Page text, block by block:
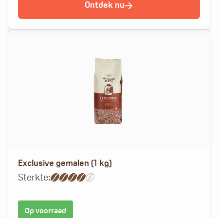
Ontdek nu
Exclusive gemalen (1 kg)
Sterkte:
Op voorraad